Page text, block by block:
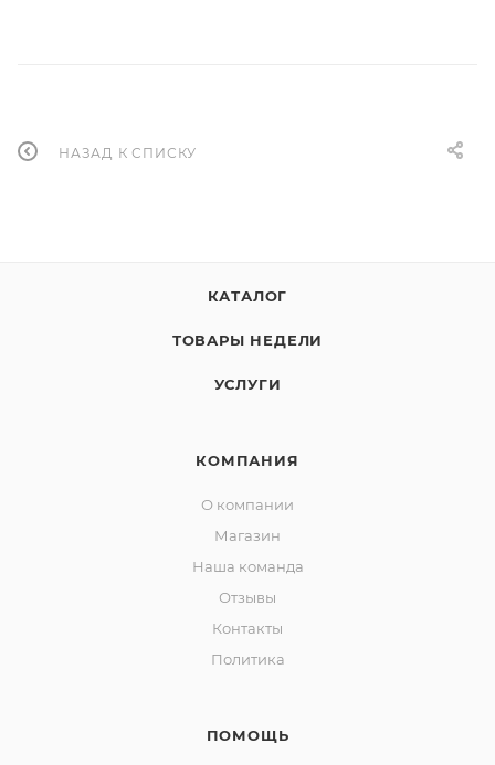
НАЗАД К СПИСКУ
КАТАЛОГ
ТОВАРЫ НЕДЕЛИ
УСЛУГИ
КОМПАНИЯ
О компании
Магазин
Наша команда
Отзывы
Контакты
Политика
ПОМОЩЬ